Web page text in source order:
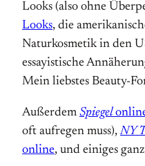
Looks (also ohne
Looks, die
Naturkosmetik in den
essayistische
Mein liebstes Beauty-
Außerdem Spiegel
oft aufregen muss), NY
online, und einiges